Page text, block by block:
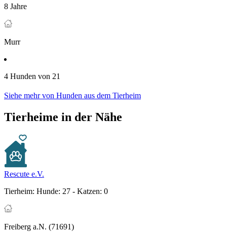
8 Jahre
Murr
4 Hunden von 21
Siehe mehr von Hunden aus dem Tierheim
Tierheime in der Nähe
Rescute e.V.
Tierheim: Hunde: 27 - Katzen: 0
Freiberg a.N. (71691)